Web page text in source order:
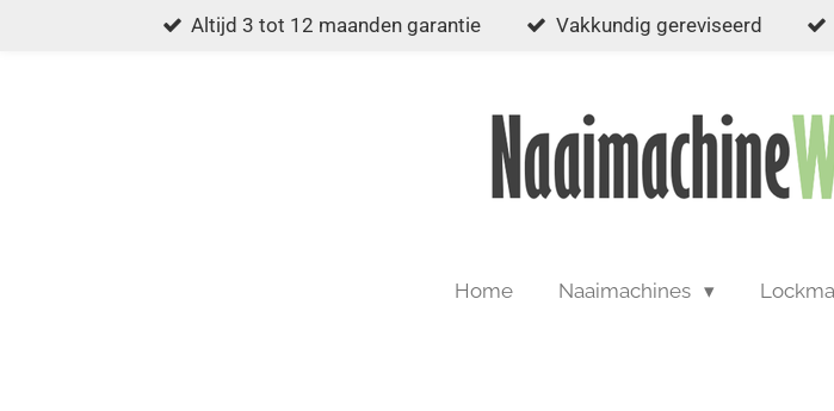
Altijd 3 tot 12 maanden garantie Vakkundig gereviseerd
Home Naaimachines